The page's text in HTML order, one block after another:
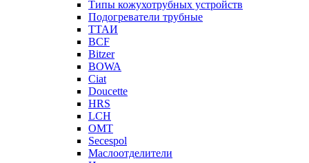
Типы кожухотрубных устройств
Подогреватели трубные
ТТАИ
BCF
Bitzer
BOWA
Ciat
Doucette
HRS
LCH
OMT
Secespol
Маслоотделители